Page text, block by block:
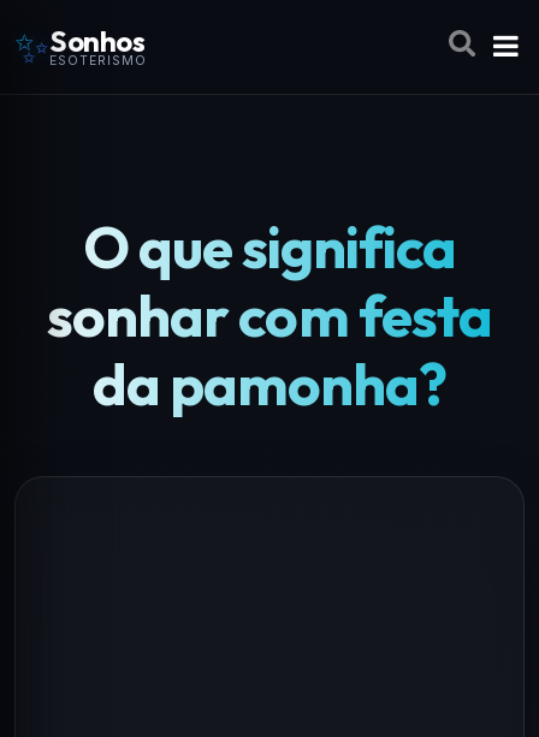
✨Sonhos
ESOTERISMO
O que significa
sonhar com festa
da pamonha?